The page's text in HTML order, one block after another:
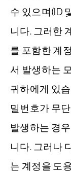
수 있으며(ID
니다. 그러한
를 포함한 계
서 발생하는
귀하에게 있
밀번호가 무
발생하는 경
니다. 그러나
는 계정을 도